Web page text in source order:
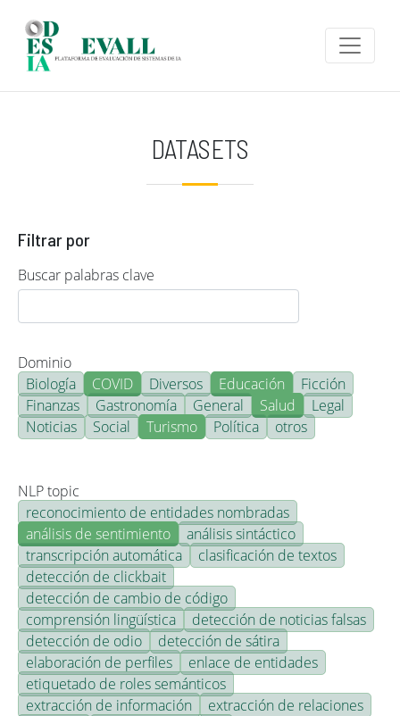
DATASETS
Filtrar por
Buscar palabras clave
Dominio
Biología
COVID Diversos Educación
Ficción
Finanzas
Gastronomía General Salud
Legal
Noticias
Social Turismo Política otros
NLP topic
reconocimiento de entidades nombradas
análisis de sentimiento
análisis sintáctico
transcripción automática
clasificación de textos
detección de clickbait
detección de cambio de código
comprensión lingüística
detección de noticias falsas
detección de odio
detección de sátira
elaboración de perfiles
enlace de entidades
etiquetado de roles semánticos
extracción de información
extracción de relaciones